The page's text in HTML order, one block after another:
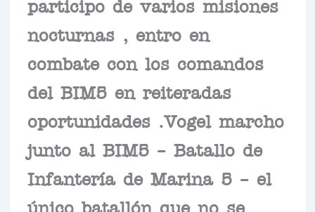
participo de varios misiones
nocturnas , entro en
combate con los comandos
del BIM5 en reiteradas
oportunidades .Vogel marcho
junto al BIM5 – Batallo de
Infantería de Marina 5 – el
único batallón que no se